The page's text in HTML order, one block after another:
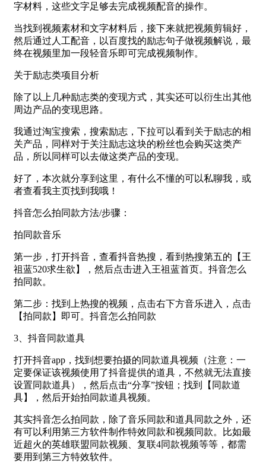
字材料，这些文字足够去完成视频配音的操作。
当找到视频素材和文字材料后，接下来就把视频剪辑好，
然后通过人工配音，以百度找的励志句子做视频解说，最
终在视频里加一段轻音乐即可完成视频制作。
关于励志类项目分析
除了以上几种励志类的变现方式，其实还可以衍生出其他
周边产品的变现思路。
我通过淘宝搜索，搜索励志，下拉可以看到关于励志的相
关产品，同样对于关注励志这块的粉丝也会购买这类产
品，所以同样可以去做这类产品的变现。
好了，本次就分享到这里，有什么不懂的可以私聊我，或
者查看我主页找到我哦！
抖音怎么拍同款方法/步骤：
拍同款音乐
第一步，打开抖音，查看抖音热搜，看到热搜第五的【王
祖蓝520求生欲】，然后点击进入王祖蓝首页。抖音怎么
拍同款。
第二步：找到上热搜的视频，点击右下方音乐进入，点击
【拍同款】即可。抖音怎么拍同款
3、抖音同款道具
打开抖音app，找到想要拍摄的同款道具视频（注意：一
定要保证该视频使用了抖音提供的道具，不然就无法直接
设置同款道具），然后点击“分享”按钮；找到【同款道
具】，然后开始拍同款道具视频。
其实抖音怎么拍同款，除了音乐同款和道具同款之外，还
有可以利用第三方软件制作特效同款和视频同款。比如最
近超火的英雄联盟同款视频、复联4同款视频等等，都需
要用到第三方特效软件。